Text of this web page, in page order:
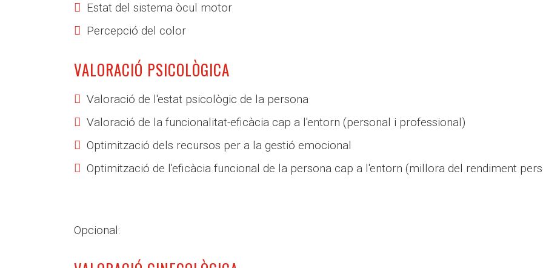
Estat del sistema òcul motor
Percepció del color
VALORACIÓ PSICOLÒGICA
Valoració de l'estat psicològic de la persona
Valoració de la funcionalitat-eficàcia cap a l'entorn (personal i professional)
Optimització dels recursos per a la gestió emocional
Optimització de l'eficàcia funcional de la persona cap a l'entorn (millora del rendiment
Opcional: